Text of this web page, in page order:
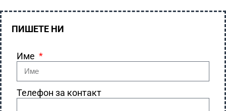
ПИШЕТЕ НИ
Име
Телефон за контакт